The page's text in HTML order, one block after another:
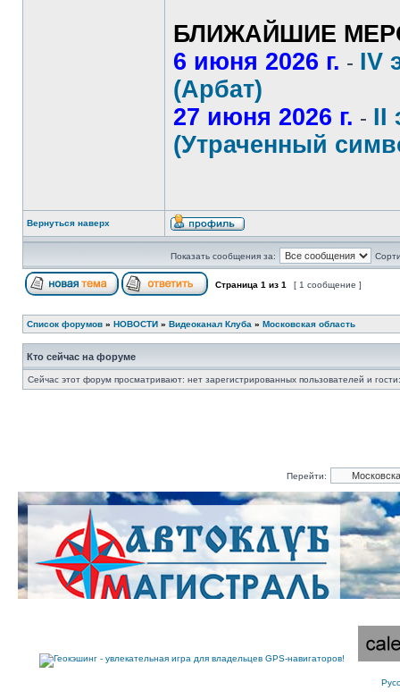
БЛИЖАЙШИЕ
6 июня 2026 г. - IV
(Арбат)
27 июня 2026 г. - II
(Утраченный
Вернуться наверх
Показать сообщения за:
Страница 1 из 1 [ 1 сообщение ]
Список форумов » НОВОСТИ » Видеоканал Клуба » Московская область
Кто сейчас на форуме
Сейчас этот форум просматривают: нет зарегистрированных пользователей и
Перейти: